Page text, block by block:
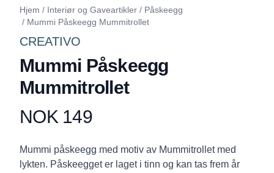
Hjem / Interiør og Gaveartikler / Påskeegg
/ Mummi Påskeegg Mummitrollet
CREATIVO
Mummi Påskeegg
Mummitrollet
Produktdetaljer
NOK 149
Description
Mummi påskeegg med motiv av Mummitrollet med
lykten. Påskeegget er laget i tinn og kan tas frem år